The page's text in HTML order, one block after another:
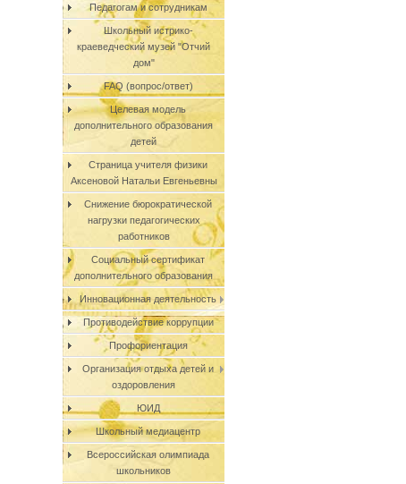
Педагогам и сотрудникам
Школьный истрико-
краеведческий музей "Отчий
дом"
FAQ (вопрос/ответ)
Целевая модель
дополнительного образования
детей
Страница учителя физики
Аксеновой Натальи Евгеньевны
Снижение бюрократической
нагрузки педагогических
работников
Социальный сертификат
дополнительного образования
Инновационная деятельность
Противодействие коррупции
Профориентация
Организация отдыха детей и
оздоровления
ЮИД
Школьный медиацентр
Всероссийская олимпиада
школьников